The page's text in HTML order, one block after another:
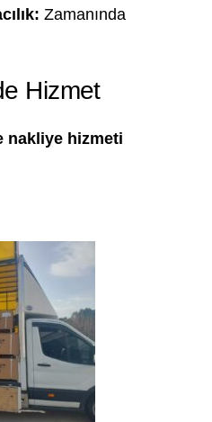
Zamanında
Hizmet
nakliye hizmeti